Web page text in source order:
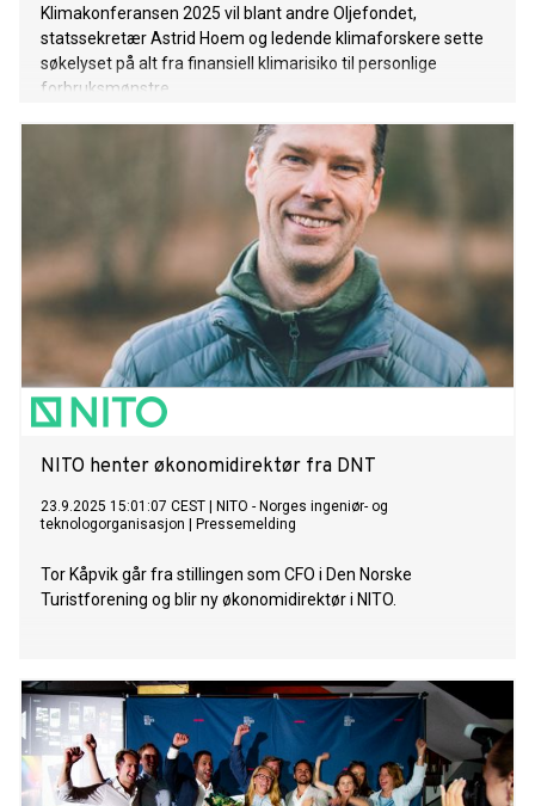
Klimakonferansen 2025 vil blant andre Oljefondet,
statssekretær Astrid Hoem og ledende klimaforskere sette
søkelyset på alt fra finansiell klimarisiko til personlige
forbruksmønstre.
NITO henter økonomidirektør fra DNT
23.9.2025 15:01:07 CEST
NITO - Norges ingeniør- og
teknologorganisasjon
Pressemelding
Tor Kåpvik går fra stillingen som CFO i Den Norske
Turistforening og blir ny økonomidirektør i NITO.